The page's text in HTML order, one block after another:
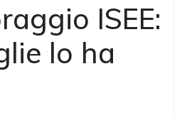
ISEE:
lo ha